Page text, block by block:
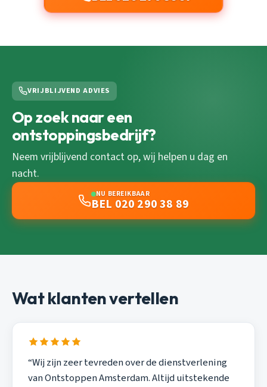
VRIJBLIJVEND ADVIES
Op zoek naar een
ontstoppingsbedrijf?
Neem vrijblijvend contact op, wij helpen u dag en
nacht.
NU BEREIKBAAR
BEL 020 290 38 89
Wat klanten vertellen
“Wij zijn zeer tevreden over de dienstverlening
van Ontstoppen Amsterdam. Altijd uitstekende